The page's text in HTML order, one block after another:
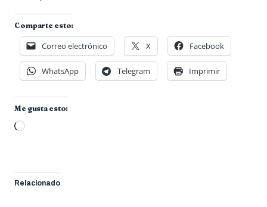
Comparte esto:
Correo electrónico X Facebook
WhatsApp Telegram Imprimir
Me gusta esto:
Cargando...
Relacionado